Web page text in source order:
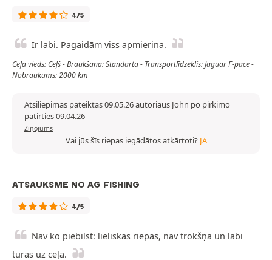
4/5
Ir labi. Pagaidām viss apmierina.
Ceļa vieds: Ceļš - Braukšana: Standarta - Transportlīdzeklis: Jaguar F-pace -
Nobraukums: 2000 km
Atsiliepimas pateiktas 09.05.26 autoriaus John po pirkimo
patirties 09.04.26
Ziņojums
Vai jūs šīs riepas iegādātos atkārtoti? JĀ
ATSAUKSME NO AG FISHING
4/5
Nav ko piebilst: lieliskas riepas, nav trokšņa un labi
turas uz ceļa.